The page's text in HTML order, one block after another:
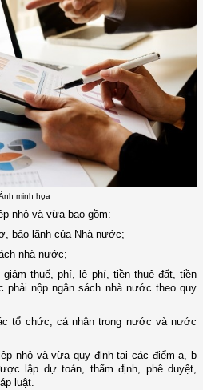
minh họa
nhỏ và vừa bao gồm:
bảo lãnh của Nhà nước;
nhà nước;
thuế, phí, lệ phí, tiền thuê đất, tiền
phải nộp ngân sách nhà nước theo quy
tổ chức, cá nhân trong nước và nước
nhỏ và vừa quy định tại các điểm a, b
lập dự toán, thẩm định, phê duyệt,
luật.